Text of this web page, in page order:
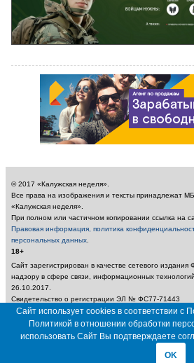
© 2017 «Калужская неделя».
Все права на изображения и тексты принадлежат
«Калужская неделя».
При полном или частичном копировании ссылка на
Правовая информация, политика
персональных данных
18+
Сайт зарегистрирован в качестве сетевого
надзору в сфере связи, информационных
26.10.2017.
Свидетельство о регистрации ЭЛ № ФС77-71443
Учредитель: Муниципальное бюджетное
неделя»
Главный редактор: Амбарцумян А. Ю. / Электронный
nedelya_kaluga@adm.kaluga.ru / Телефон редакции:
Сайт использует cookies в соответствии с
Политикой в отношении обработки
использовать Сайт Вы подтверждаете
OK